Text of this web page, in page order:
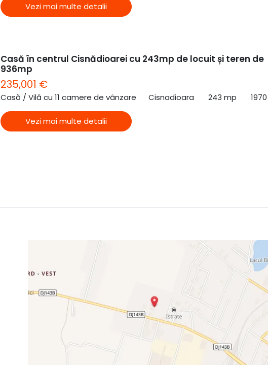
Vezi mai multe detalii
Casă în centrul Cisnădioarei cu 243mp de locuit și teren de
936mp
235,001 €
Casă / Vilă cu 11 camere de vânzare Cisnadioara 243 mp 1970
Vezi mai multe detalii